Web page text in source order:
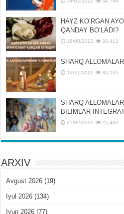
HAYZ KOʻRGAN
QANDAY BOʻLADI?
18/05/2023 33,413
SHARQ
16/11/2022 30,165
SHARQ
BILIMLAR
25/02/2022 25,430
ARXIV
Avgust 2026 (19)
Iyul 2026 (134)
Iyun 2026 (77)